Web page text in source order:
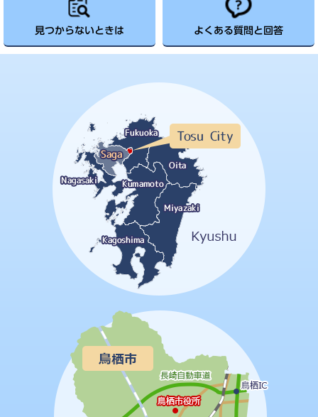
見つからないときは よくある質問と回答